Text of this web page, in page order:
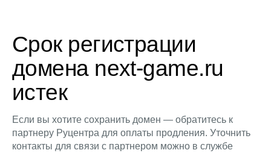
Срок регистрации
домена next-game.ru
истек
Если вы хотите сохранить домен — обратитесь к
партнеру Руцентра для оплаты продления. Уточнить
контакты для связи с партнером можно в службе